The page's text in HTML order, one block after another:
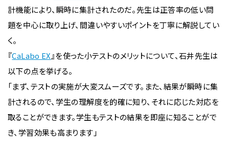
計機能により、瞬時に集計されたのだ。先生は正答率の低い問
題を中心に取り上げ、間違いやすいポイントを丁寧に解説してい
く。
『CaLabo EX 』を使った小テストのメリットについて、石井先生は
以下の点を挙げる。
「まず、テストの実施が大変スムーズです。また、結果が瞬時に集
計されるので、学生の理解度を的確に知り、それに応じた対応を
取ることができます。学生もテストの結果を即座に知ることがで
き、学習効果も高まります」